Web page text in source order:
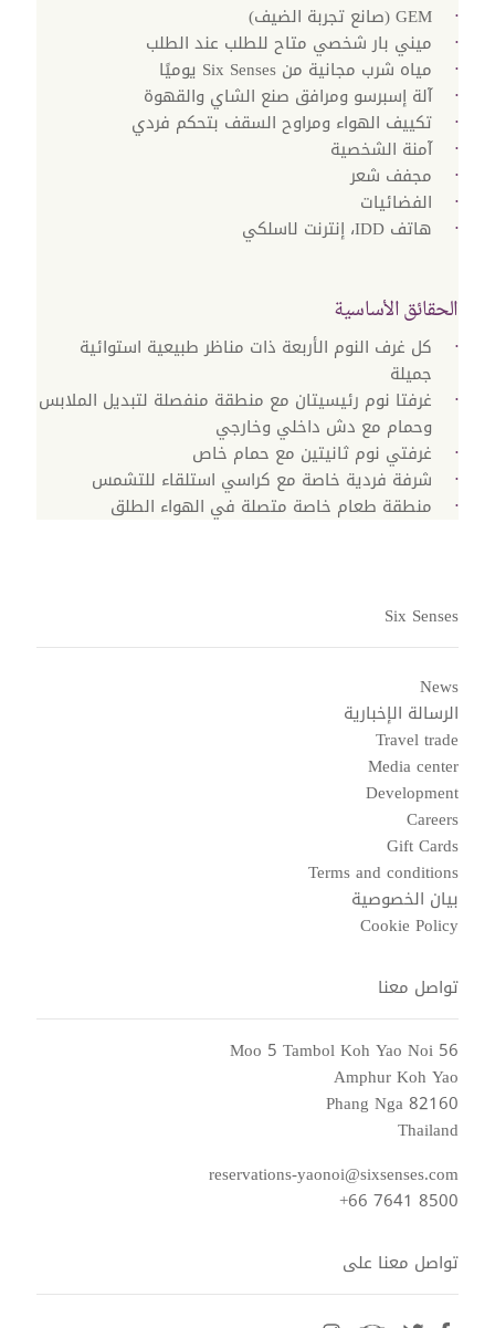
GEM (صانع تجربة الضيف)
ميني بار شخصي متاح للطلب عند الطلب
مياه شرب مجانية من Six Senses يوميًا
آلة إسبرسو ومرافق صنع الشاي والقهوة
تكييف الهواء ومراوح السقف بتحكم فردي
آمنة الشخصية
مجفف شعر
الفضائيات
هاتف IDD، إنترنت لاسلكي
الحقائق الأساسية
كل غرف النوم الأربعة ذات مناظر طبيعية استوائية
جميلة
غرفتا نوم رئيسيتان مع منطقة منفصلة لتبديل الملابس
وحمام مع دش داخلي وخارجي
غرفتي نوم ثانيتين مع حمام خاص
شرفة فردية خاصة مع كراسي استلقاء للتشمس
منطقة طعام خاصة متصلة في الهواء الطلق
Six Senses
News
الرسالة الإخبارية
Travel trade
Media center
Development
Careers
Gift Cards
Terms and conditions
بيان الخصوصية
Cookie Policy
تواصل معنا
56 Moo 5 Tambol Koh Yao Noi
Amphur Koh Yao
Phang Nga 82160
Thailand
reservations-yaonoi@sixsenses.com
+66 7641 8500
تواصل معنا على